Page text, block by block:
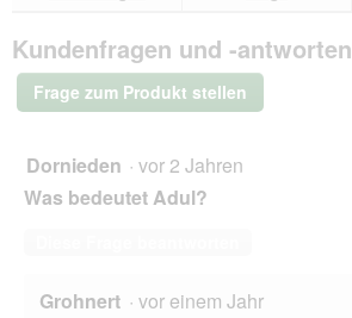
Meat
Nassfutter
Adult,
10x150
g
Kundenfragen und -antworten
Frage zum Produkt stellen
Dornieden · vor 2 Jahren
Was bedeutet Adul?
Grohnert · vor einem Jahr